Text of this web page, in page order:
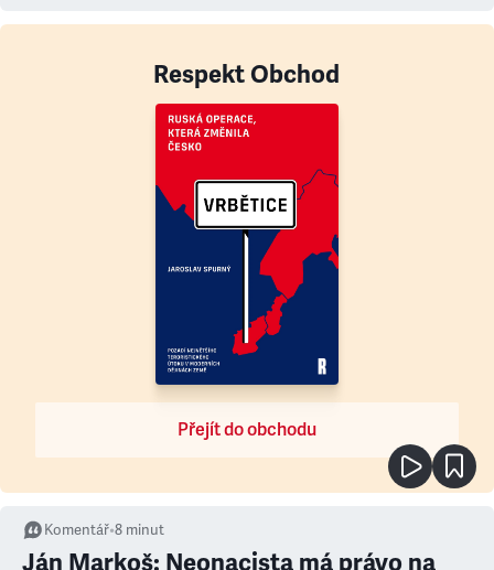
Respekt Obchod
Přejít do obchodu
Komentář•8 minut
Ján Markoš: Neonacista má právo na